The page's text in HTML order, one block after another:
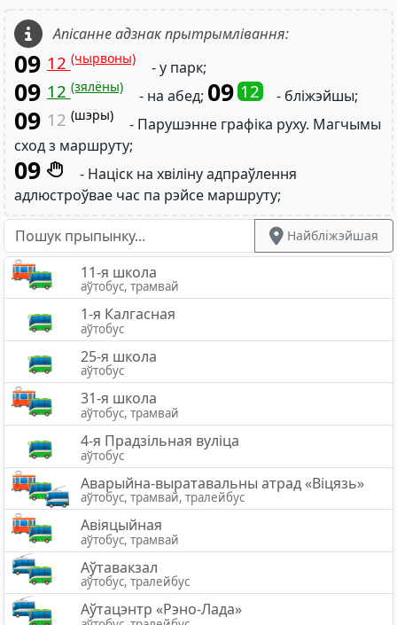
Найбліжэйшая
11-я школа
аўтобус, трамвай
1-я Калгасная
аўтобус
25-я школа
аўтобус
31-я школа
аўтобус, трамвай
4-я Прадзільная вуліца
аўтобус
Аварыйна-выратавальны атрад «Вiцязь»
аўтобус, трамвай, тралейбус
Авіяцыйная
аўтобус, трамвай
Аўтавакзал
аўтобус, тралейбус
Аўтацэнтр «Рэно-Лада»
Апісанне адзнак прытрымлівання:
09 12(чырвоны) - у парк;
09 12(зялёны) - на абед; 09 12 - бліжэйшы;
09 12 (шэры)
- Парушэнне графіка руху. Магчымы
сход з маршруту;
09
- Націск на хвіліну адпраўлення
адлюстроўвае час па рэйсе маршруту;